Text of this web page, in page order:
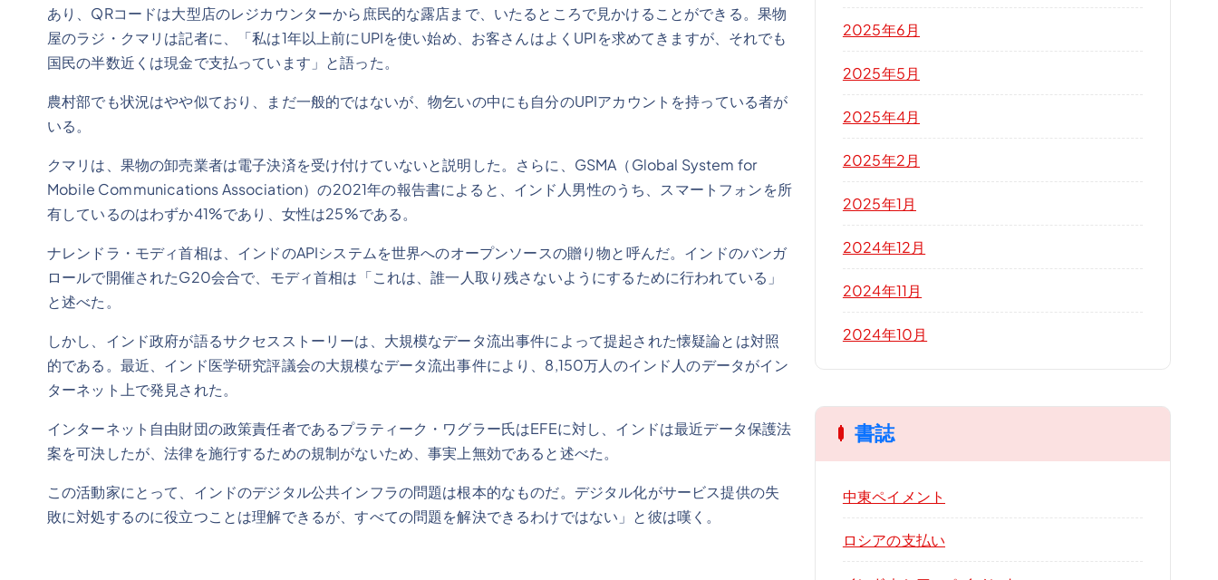
あり、QRコードは大型店のレジカウンターから庶民的な露店まで、いたるところで見かけることができる。果物
屋のラジ・クマリは記者に、「私は1年以上前にUPIを使い始め、お客さんはよくUPIを求めてきますが、それでも
国民の半数近くは現金で支払っています」と語った。
農村部でも状況はやや似ており、まだ一般的ではないが、物乞いの中にも自分のUPIアカウントを持っている者が
いる。
クマリは、果物の卸売業者は電子決済を受け付けていないと説明した。さらに、GSMA（Global System for
Mobile Communications Association）の2021年の報告書によると、インド人男性のうち、スマートフォンを所
有しているのはわずか41%であり、女性は25%である。
ナレンドラ・モディ首相は、インドのAPIシステムを世界へのオープンソースの贈り物と呼んだ。インドのバンガ
ロールで開催されたG20会合で、モディ首相は「これは、誰一人取り残さないようにするために行われている」
と述べた。
しかし、インド政府が語るサクセスストーリーは、大規模なデータ流出事件によって提起された懐疑論とは対照
的である。最近、インド医学研究評議会の大規模なデータ流出事件により、8,150万人のインド人のデータがイン
ターネット上で発見された。
インターネット自由財団の政策責任者であるプラティーク・ワグラー氏はEFEに対し、インドは最近データ保護法
案を可決したが、法律を施行するための規制がないため、事実上無効であると述べた。
この活動家にとって、インドのデジタル公共インフラの問題は根本的なものだ。デジタル化がサービス提供の失
敗に対処するのに役立つことは理解できるが、すべての問題を解決できるわけではない」と彼は嘆く。
2025年6月
2025年5月
2025年4月
2025年2月
2025年1月
2024年12月
2024年11月
2024年10月
書誌
中東ペイメント
ロシアの支払い